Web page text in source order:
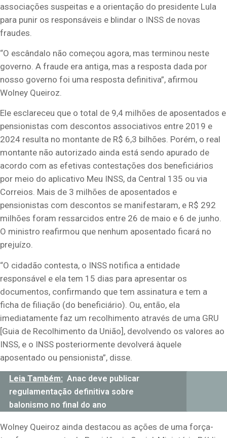
associações suspeitas e a orientação do presidente Lula
para punir os responsáveis e blindar o INSS de novas
fraudes.
“O escândalo não começou agora, mas terminou neste
governo. A fraude era antiga, mas a resposta dada por
nosso governo foi uma resposta definitiva”, afirmou
Wolney Queiroz.
Ele esclareceu que o total de 9,4 milhões de aposentados e
pensionistas com descontos associativos entre 2019 e
2024 resulta no montante de R$ 6,3 bilhões. Porém, o real
montante não autorizado ainda está sendo apurado de
acordo com as efetivas contestações dos beneficiários
por meio do aplicativo Meu INSS, da Central 135 ou via
Correios. Mais de 3 milhões de aposentados e
pensionistas com descontos se manifestaram, e R$ 292
milhões foram ressarcidos entre 26 de maio e 6 de junho.
O ministro reafirmou que nenhum aposentado ficará no
prejuízo.
“O cidadão contesta, o INSS notifica a entidade
responsável e ela tem 15 dias para apresentar os
documentos, confirmando que tem assinatura e tem a
ficha de filiação (do beneficiário). Ou, então, ela
imediatamente faz um recolhimento através de uma GRU
[Guia de Recolhimento da União], devolvendo os valores ao
INSS, e o INSS posteriormente devolverá àquele
aposentado ou pensionista”, disse.
Leia Também: Anac deve publicar
regulamentação definitiva sobre
balonismo no final do ano
Wolney Queiroz ainda destacou as ações de uma força-